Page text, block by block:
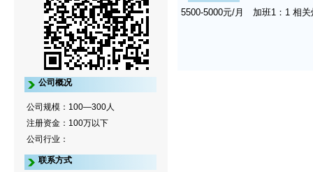
公司概况
公司规模：100—300人
注册资金：100万以下
公司行业：
联系方式
5500-5000元/月 加班1：1 相关